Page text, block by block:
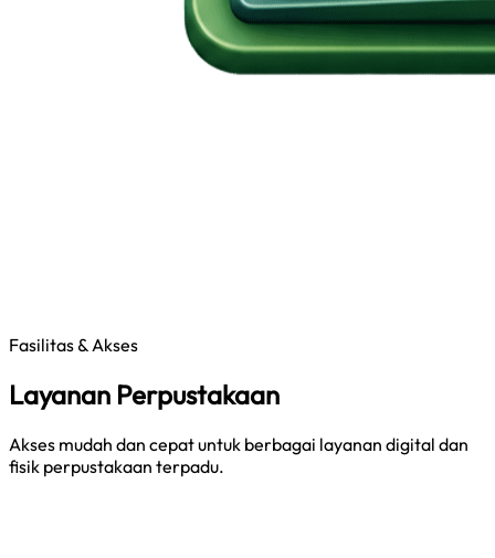
Fasilitas & Akses
Layanan Perpustakaan
Akses mudah dan cepat untuk berbagai layanan digital dan
fisik perpustakaan terpadu.